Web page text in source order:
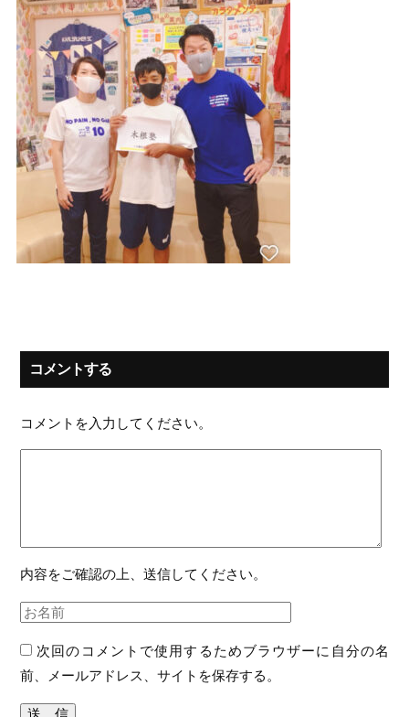
コメントする
コメントを入力してください。
内容をご確認の上、送信してください。
次回のコメントで使用するためブラウザーに自分の名
前、メールアドレス、サイトを保存する。